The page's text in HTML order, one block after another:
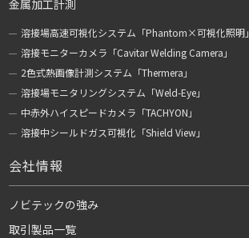
金属加工計測
溶接場高速可視化システム「Phantom×可視化照明」
溶接モニターカメラ「Cavitar Welding Camera」
2色式熱画像計測システム「Thermera」
溶接場モニタリングシステム「Weld-Eye」
中赤外ハイスピードカメラ「TACHYON」
溶接中シールドガス可視化「Shield View」
会社情報
ノビテックの強み
取引製品一覧